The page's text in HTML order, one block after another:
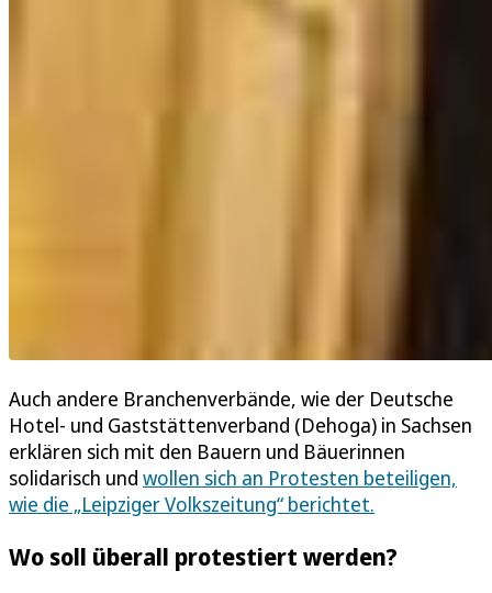
Auch andere Branchenverbände, wie der Deutsche
Hotel- und Gaststättenverband (Dehoga) in Sachsen
erklären sich mit den Bauern und Bäuerinnen
solidarisch und wollen sich an Protesten beteiligen,
wie die „Leipziger Volkszeitung“ berichtet.
Wo soll überall protestiert werden?